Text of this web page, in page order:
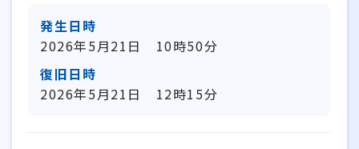
発生日時
2026年5月21日 10時50分
復旧日時
2026年5月21日 12時15分